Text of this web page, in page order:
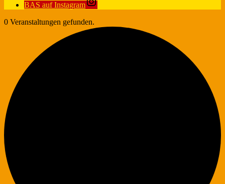
BAS auf Instagram
0 Veranstaltungen gefunden.